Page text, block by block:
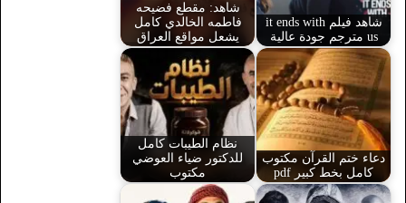
شاهد فيلم it ends with
us مترجم جودة عالية
شاهد: مقطع فضيحه
فاطمه الخالدي كامل
يشعل مواقع العراق
دعاء ختم القرآن مكتوب
كامل بخط كبير pdf
نظام الطيبات كامل
للدكتور ضياء العوضي
مكتوب